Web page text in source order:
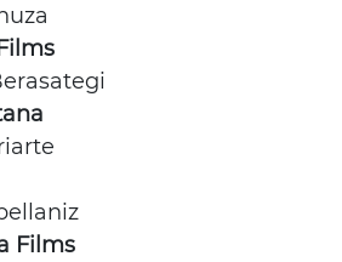
Films